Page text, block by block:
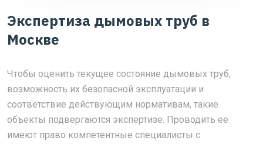
Экспертиза дымовых труб в
Москве
Чтобы оценить текущее состояние дымовых труб,
возможность их безопасной эксплуатации и
соответствие действующим нормативам, такие
объекты подвергаются экспертизе. Проводить ее
имеют право компетентные специалисты с